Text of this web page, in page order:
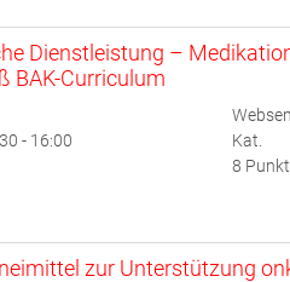
Dienstleistung –
BAK-Curriculum
- 16:00
Kat.
8
zur Unterstützung